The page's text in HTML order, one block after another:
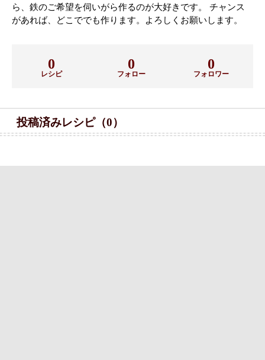
ら、鉄のご希望を伺いがら作るのが大好きです。 チャンス
があれば、どこででも作ります。よろしくお願いします。
0
レシピ
0
フォロー
0
フォロワー
投稿済みレシピ（0）